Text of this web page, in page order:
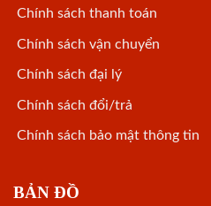
Chính sách thanh toán
Chính sách vận chuyển
Chính sách đại lý
Chính sách đổi/trả
Chính sách bảo mật thông tin
BẢN ĐỒ